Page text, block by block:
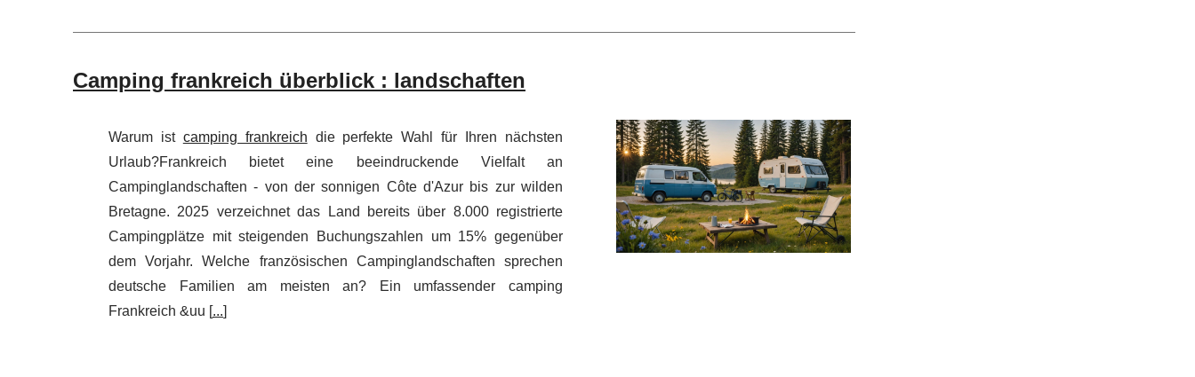
Camping frankreich überblick : landschaften
Warum ist camping frankreich die perfekte Wahl für Ihren nächsten
Urlaub?Frankreich bietet eine beeindruckende Vielfalt an
Campinglandschaften - von der sonnigen Côte d'Azur bis zur wilden
Bretagne. 2025 verzeichnet das Land bereits über 8.000 registrierte
Campingplätze mit steigenden Buchungszahlen um 15% gegenüber
dem Vorjahr. Welche französischen Campinglandschaften sprechen
deutsche Familien am meisten an? Ein umfassender camping
Frankreich &uu [...]